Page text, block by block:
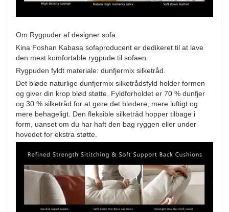
Om Rygpuder af designer sofa
Kina Foshan Kabasa sofaproducent er dedikeret til at lave
den mest komfortable rygpude til sofaen.
Rygpuden fyldt materiale: dunfjermix silketråd.
Det bløde naturlige dunfjermix silketrådsfyld holder formen
og giver din krop blød støtte. Fyldforholdet er 70 % dunfjer
og 30 % silketråd for at gøre det blødere, mere luftigt og
mere behageligt. Den fleksible silketråd hopper tilbage i
form, uanset om du har haft den bag ryggen eller under
hovedet for ekstra støtte.